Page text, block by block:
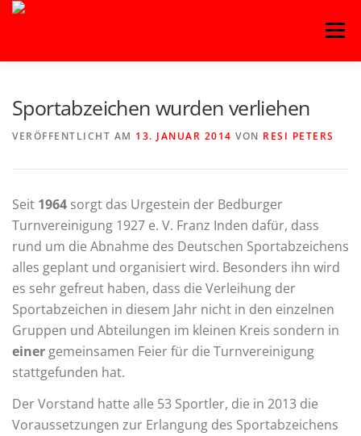
Zum
Menü
LEICHTATHLETIK OUTDOORSPORT
TURNEN VOLLEYBALL
Sportabzeichen wurden verliehen
VERÖFFENTLICHT AM 13. JANUAR 2014 VON RESI PETERS
Seit 1964 sorgt das Urgestein der Bedburger
Turnvereinigung 1927 e. V. Franz Inden dafür, dass
rund um die Abnahme des Deutschen Sportabzeichens
alles geplant und organisiert wird. Besonders ihn wird
es sehr gefreut haben, dass die Verleihung der
Sportabzeichen in diesem Jahr nicht in den einzelnen
Gruppen und Abteilungen im kleinen Kreis sondern in
einer gemeinsamen Feier für die Turnvereinigung
stattgefunden hat.
Der Vorstand hatte alle 53 Sportler, die in 2013 die
Voraussetzungen zur Erlangung des Sportabzeichens